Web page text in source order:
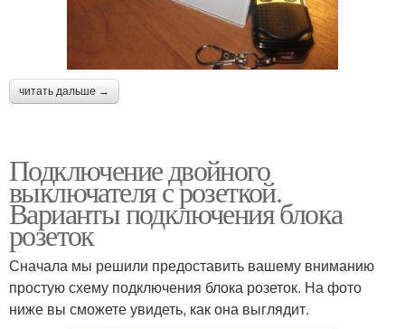
читать дальше →
Подключение двойного
выключателя с розеткой.
Варианты подключения блока
розеток
Сначала мы решили предоставить вашему вниманию
простую схему подключения блока розеток. На фото
ниже вы сможете увидеть, как она выглядит.